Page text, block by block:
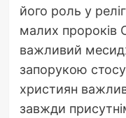
його роль у
малих пророків
важливий
запорукою
християн
завжди